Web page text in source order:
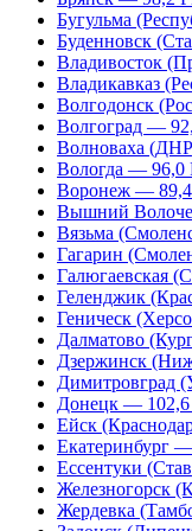
Бугульма
Буденновск
Владивосток
Владикавказ
Волгодонск
Волгоград —
Волноваха
Вологда — 96,0
Воронеж —
Вышний
Вязьма
Гагарин
Галюгаевская
Геленджик
Геническ
Далматово
Дзержинск
Димитровград
Донецк —
Ейск
Екатеринбург
Ессентуки
Железногорск
Жердевка